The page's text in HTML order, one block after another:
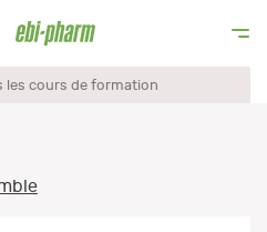
les cours de formation